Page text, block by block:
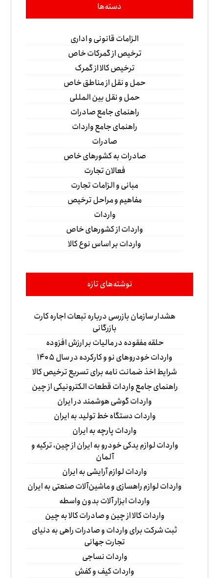
دسته‌ها
الزامات قانونی و اداری
ترخیص از گمرکات خاص
ترخیص کالا از گمرک
حمل و نقل از مناطق خاص
حمل و نقل بین المللی
راهنمای جامع صادرات
راهنمای جامع واردات
صادرات
صادرات به کشورهای خاص
فعالان تجارت
مبانی و الزامات تجارت
مفاهیم و مراحل ترخیص
واردات
واردات از کشورهای خاص
واردات بر اساس نوع کالا
نوشته‌های تازه
هشدار سازمان بازرسی درباره تبعات اجاره کارت‌
بازرگانی
حلقه مفقوده در مالیات بر ارزش افزوده
واردات خودروهای نو و کارکرده در سال ۱۴۰۵
شرایط اخذ ضمانت نامه برای تسریع ترخیص کالا
راهنمای جامع واردات قطعات الکترونیکی از چین
واردات گوشی هوشمند در ایران
واردات دستگاه خط تولید به ایران
واردات پارچه به ایران
واردات لوازم یدکی خودرو به ایران از چین، ترکیه و
آلمان
واردات لوازم آرایشی به ایران
واردات لوازم راهسازی و ماشین‌آلات صنعتی به ایران
واردات ابزار آلات بدون واسطه
واردات کالا از چین و صادرات کالا به چین
ثبت شرکت برای واردات و صادرات راهی به دنیای
تجارت جهانی
واردات نساجی
واردات کیف و کفش